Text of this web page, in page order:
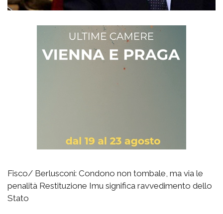
Fisco/ Berlusconi: Condono non tombale, ma via le
penalità Restituzione Imu significa ravvedimento dello
Stato